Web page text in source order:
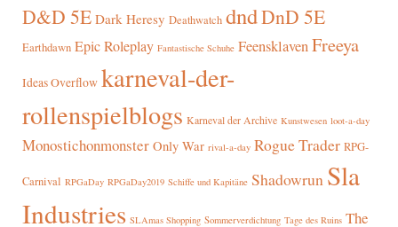
D&D 5E Dark Heresy Deathwatch dndDnD 5E
Earthdawn Epic Roleplay Fantastische Schuhe FeensklavenFreeya
Ideas Overflow karneval-der-
rollenspielblogs Karneval der Archive Kunstwesen loot-a-day
Monostichonmonster Only War rival-a-day Rogue Trader RPG-
Carnival RPGaDay RPGaDay2019 Schiffe und Kapitäne Shadowrun Sla
Industries SLAmas Shopping Sommerverdichtung Tage des Ruins The